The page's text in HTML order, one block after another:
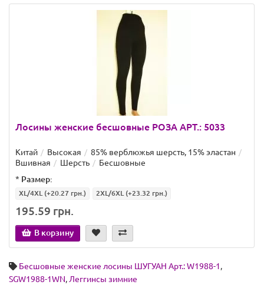
Лосины женские бесшовные РОЗА АРТ.: 5033
Китай Высокая
85% верблюжья шерсть, 15% эластан
Вшивная
Шерсть
Бесшовные
* Размер:
XL/4XL (+20.27 грн.) 2XL/6XL (+23.32 грн.)
195.59 грн.
В корзину
Бесшовные женские лосины ШУГУАН Арт.: W1988-1,
SGW1988-1WN,Леггинсы зимние